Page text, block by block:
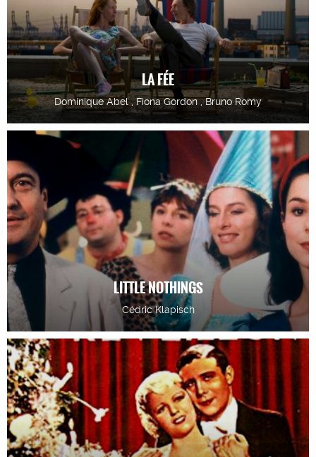
LA FÉE
Dominique Abel , Fiona Gordon , Bruno Romy
LITTLE NOTHINGS
Cédric Klapisch